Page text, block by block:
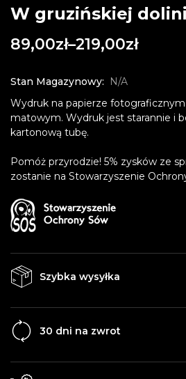
W gruzińskiej
89,00zł–219,00zł
Stan Magazynowy:
N/A
Wydruk na papierze
matowym. Wydruk jest starannie i
kartonową tubę.
Pomóż przyrodzie! 5% zysków ze
zostanie na Stowarzyszenie
Szybka wysyłka
30 dni na zwrot